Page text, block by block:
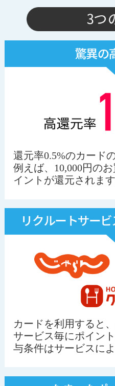
還元率0.5%のカード
例えば、10,000円の
イントが還元されます
カードを利用すると
サービス毎にポイン
与条件はサービスに